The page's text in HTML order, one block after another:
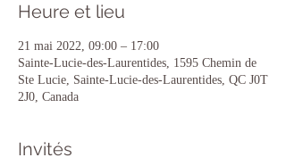
Heure et lieu
21 mai 2022, 09:00 – 17:00
Sainte-Lucie-des-Laurentides, 1595 Chemin de
Ste Lucie, Sainte-Lucie-des-Laurentides, QC J0T
2J0, Canada
Invités